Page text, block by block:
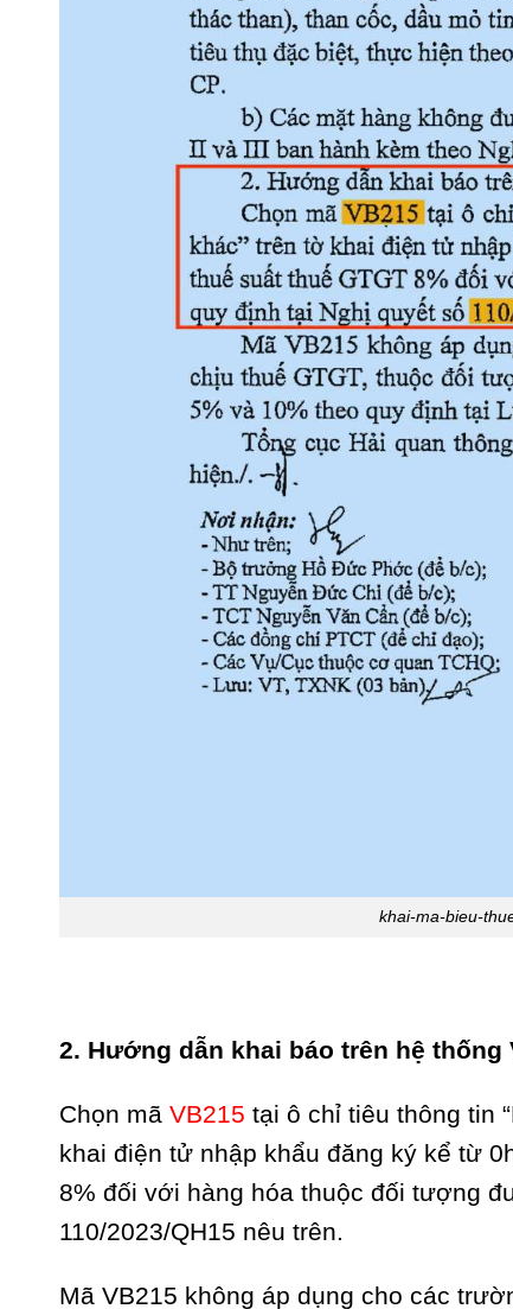
khai-ma-bieu-
2. Hướng dẫn khai báo trên hệ thống
Chọn mã VB215 tại ô chỉ tiêu thông tin
khai điện tử nhập khẩu đăng ký kể từ
8% đối với hàng hóa thuộc đối tượng
110/2023/QH15 nêu trên.
Mã VB215 không áp dụng cho các